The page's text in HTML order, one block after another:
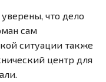
что дело
сам
ситуации также
центр для